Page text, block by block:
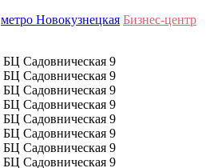
метро Новокузнецкая Бизнес-центр